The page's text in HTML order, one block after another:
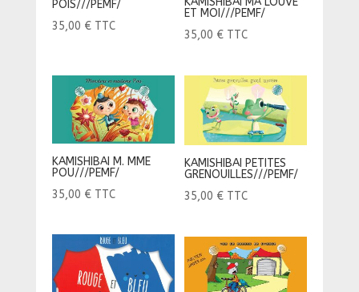
POIS///PEMF/
35,00 € TTC
ET MOI///PEMF/
35,00 € TTC
KAMISHIBAI M. MME
POU///PEMF/
35,00 € TTC
KAMISHIBAI PETITES
GRENOUILLES///PEMF/
35,00 € TTC